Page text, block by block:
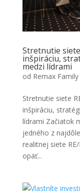
Stretnutie
inšpiráciu,
medzi lídrami
od Remax Family
Stretnutie siete
inšpiráciu,
lídrami Začiatok
jedného z
realitnej siete
opäť...